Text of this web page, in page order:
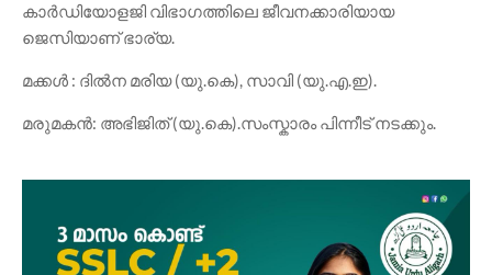
കാർഡിയോളജി വിഭാഗത്തിലെ ജീവനക്കാരിയായ
ജെസിയാണ് ഭാര്യ.
മക്കൾ : ദിൽന മരിയ (യു.കെ), സാവി (യു.എ.ഇ).
മരുമകൻ: അഭിജിത് (യു.കെ).സംസ്കാരം പിന്നീട് നടക്കും.